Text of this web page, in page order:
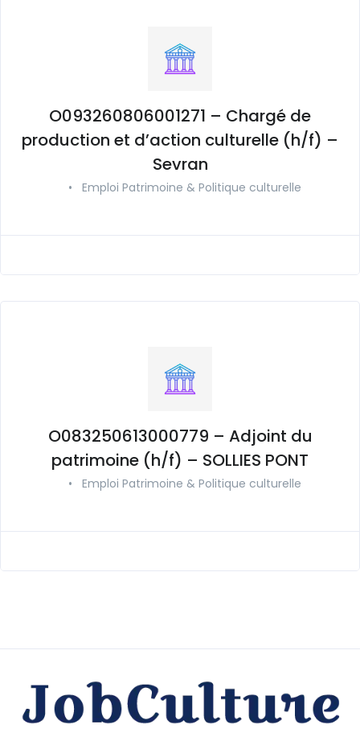
O093260806001271 – Chargé de
production et d’action culturelle (h/f) –
Sevran
• Emploi Patrimoine & Politique culturelle
O083250613000779 – Adjoint du
patrimoine (h/f) – SOLLIES PONT
• Emploi Patrimoine & Politique culturelle